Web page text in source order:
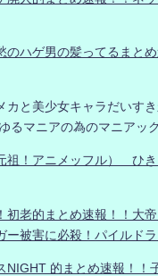
のハゲ男の髪ってるまと
カと美少女キャラだいす
るマニアの為のマニアッ
祖！アニメッフル） ひ
初老的まとめ速報！！大
ー被害に必殺！パイルド
NIGHT 的まとめ速報！！